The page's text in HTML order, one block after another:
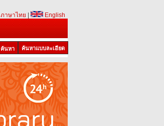
ภาษาไทย
English
ค้นหาแบบละเอียด